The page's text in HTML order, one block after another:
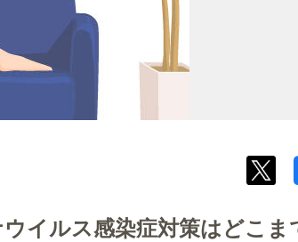
イルス感染症対策はどこま